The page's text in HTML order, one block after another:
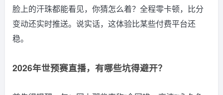
脸上的汗珠都能看见，你猜怎么着？全程零卡顿，比分
变动还实时推送。说实话，这体验比某些付费平台还
稳。
2026年世预赛直播，有哪些坑得避开？